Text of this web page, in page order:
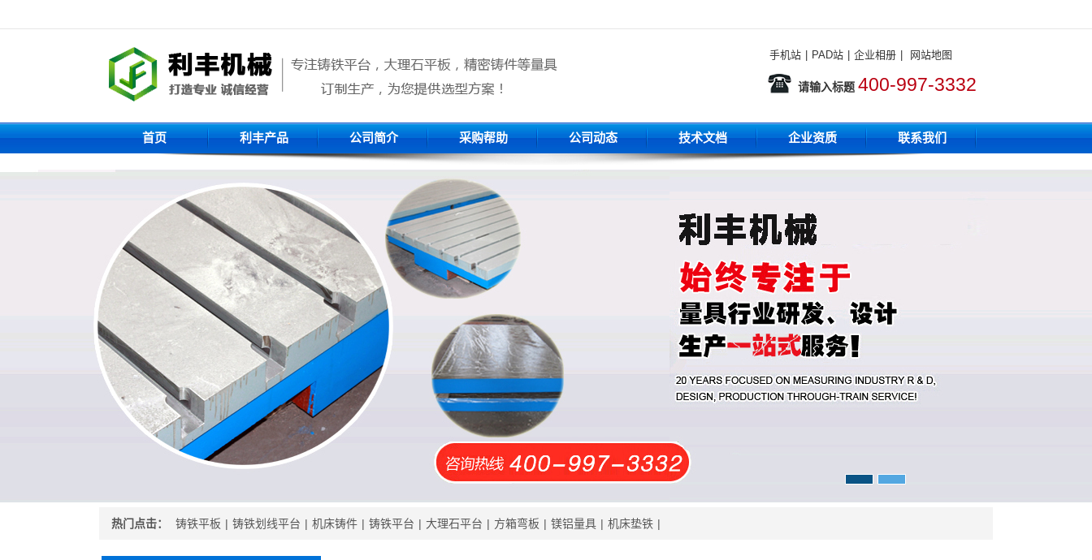
手机站 PAD站 企业相册 网站地图
请输入标题 400-997-3332
首页 利丰产品 公司简介 采购帮助 公司动态 技术文档 企业资质 联系我们
热门点击： 铸铁平板 | 铸铁划线平台 | 机床铸件 | 铸铁平台 | 大理石平台 | 方箱弯板 | 镁铝量具 | 机床垫铁 |